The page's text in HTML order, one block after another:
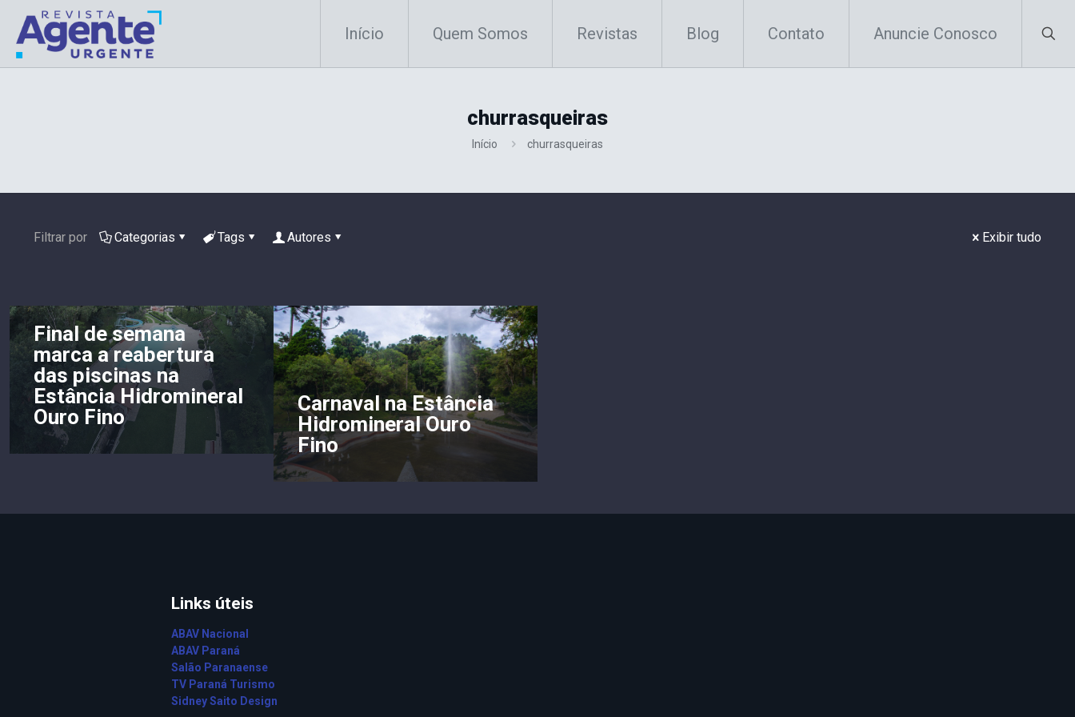
Início Quem Somos Revistas Blog Contato Anuncie Conosco
churrasqueiras
Início churrasqueiras
Filtrar por Categorias Tags Autores Exibir tudo
Final de semana
marca a reabertura
das piscinas na
Estância Hidromineral
Ouro Fino
Carnaval na Estância
Hidromineral Ouro
Fino
Links úteis
ABAV Nacional
ABAV Paraná
Salão Paranaense
TV Paraná Turismo
Sidney Saito Design